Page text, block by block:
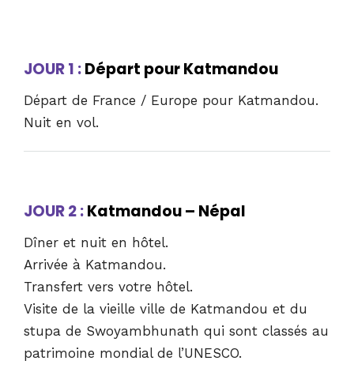
JOUR 1 :Départ pour Katmandou
Départ de France / Europe pour Katmandou.
Nuit en vol.
JOUR 2 :Katmandou – Népal
Dîner et nuit en hôtel.
Arrivée à Katmandou.
Transfert vers votre hôtel.
Visite de la vieille ville de Katmandou et du
stupa de Swoyambhunath qui sont classés au
patrimoine mondial de l’UNESCO.